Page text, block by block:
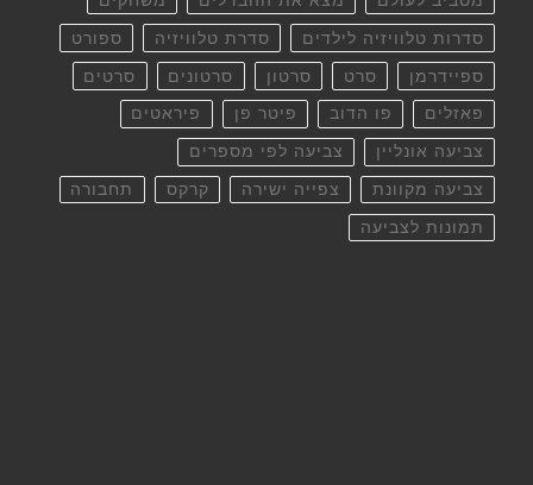
סדרות טלוויזיה לילדים סדרת טלוויזיה ספורט
ספיידרמן סרט סרטון סרטונים סרטים
פאזלים פו הדוב פיטר פן פיראטים
צביעה אונליין צביעה לפי מספרים
צביעה מקוונת צפייה ישירה קרקס תחבורה
תמונות לצביעה